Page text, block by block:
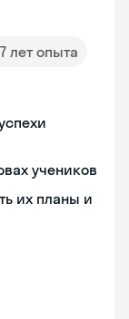
лет опыта
учеников
их планы и